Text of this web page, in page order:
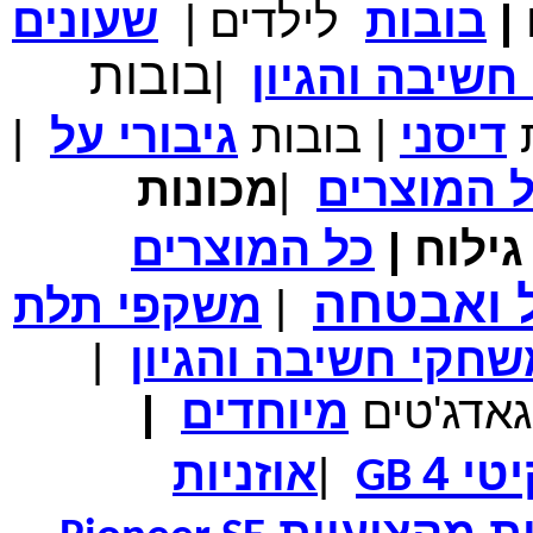
₪700.00 מחיר שוק
₪339.00 המחיר שלך
משלוח חינם
₪150.00 מחיר שוק
₪104.00 המחיר כולל משלוח :
נרתיק עור יוקרתי עבור אייפוד וידאו 60GB\80GB \שחור
| בובות לילדים |
שעונים
והגיון
|בובות
דיסני | בובות גיבורי על
|
המוצרים |מכונות
| כל המוצרים
ואבטחה | משקפי תלת
חשיבה והגיון
|
גאדג'טים מיוחדים |
4
GB
|אוזניות